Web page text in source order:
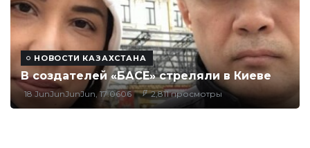
НОВОСТИ КАЗАХСТАНА
В создателей «БАСЕ» стреляли в Киеве
18 JunJunJunJun, 17:0606 2,811 просмотры